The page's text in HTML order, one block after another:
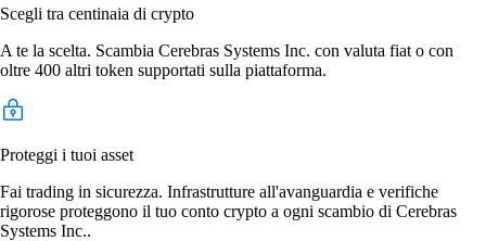
Scegli tra centinaia di crypto
A te la scelta. Scambia Cerebras Systems Inc. con valuta fiat o con
oltre 400 altri token supportati sulla piattaforma.
Proteggi i tuoi asset
Fai trading in sicurezza. Infrastrutture all'avanguardia e verifiche
rigorose proteggono il tuo conto crypto a ogni scambio di Cerebras
Systems Inc..